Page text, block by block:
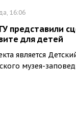
16:06
представили
для детей
является
музея-